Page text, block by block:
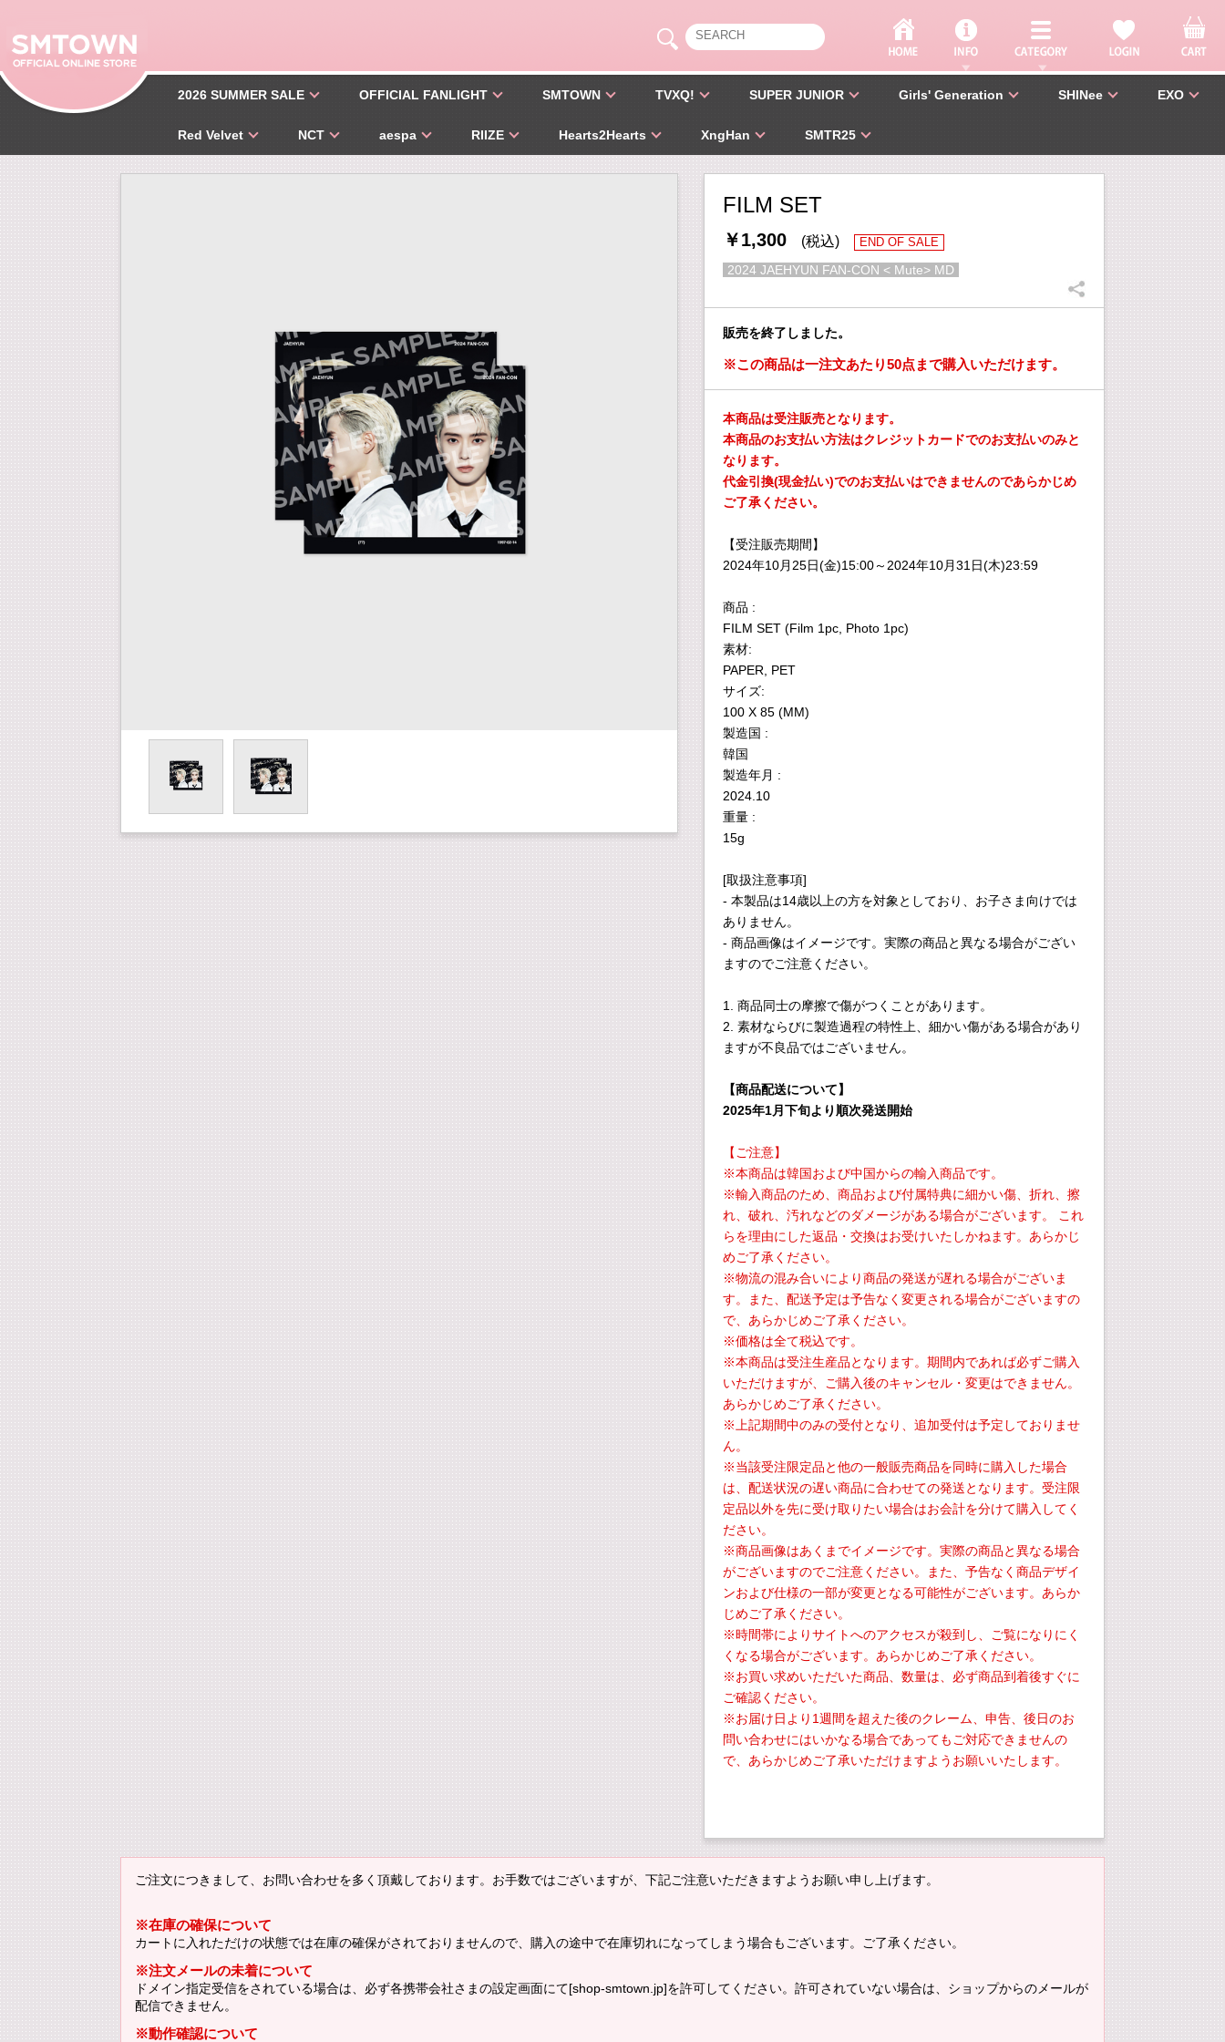
2026 SUMMER SALE OFFICIAL FANLIGHT SMTOWN TVXQ! SUPER JUNIOR Girls' Generation SHINee EXO
Red Velvet NCT aespa RIIZE Hearts2Hearts XngHan SMTR25
FILM SET
￥1,300 (税込) END OF SALE
2024 JAEHYUN FAN-CON < Mute> MD
販売を終了しました。
※この商品は一注文あたり50点まで購入いただけます。
本商品は受注販売となります。
本商品のお支払い方法はクレジットカードでのお支払いのみと
なります。
代金引換(現金払い)でのお支払いはできませんのであらかじめ
ご了承ください。
【受注販売期間】
2024年10月25日(金)15:00～2024年10月31日(木)23:59
商品 :
FILM SET (Film 1pc, Photo 1pc)
素材:
PAPER, PET
サイズ:
100 X 85 (MM)
製造国 :
韓国
製造年月 :
2024.10
重量 :
15g
[取扱注意事項]
- 本製品は14歳以上の方を対象としており、お子さま向けでは
ありません。
- 商品画像はイメージです。実際の商品と異なる場合がござい
ますのでご注意ください。
1. 商品同士の摩擦で傷がつくことがあります。
2. 素材ならびに製造過程の特性上、細かい傷がある場合があり
ますが不良品ではございません。
【商品配送について】
2025年1月下旬より順次発送開始
【ご注意】
※本商品は韓国および中国からの輸入商品です。
※輸入商品のため、商品および付属特典に細かい傷、折れ、擦
れ、破れ、汚れなどのダメージがある場合がございます。 これ
らを理由にした返品・交換はお受けいたしかねます。あらかじ
めご了承ください。
※物流の混み合いにより商品の発送が遅れる場合がございま
す。また、配送予定は予告なく変更される場合がございますの
で、あらかじめご了承ください。
※価格は全て税込です。
※本商品は受注生産品となります。期間内であれば必ずご購入
いただけますが、ご購入後のキャンセル・変更はできません。
あらかじめご了承ください。
※上記期間中のみの受付となり、追加受付は予定しておりませ
ん。
※当該受注限定品と他の一般販売商品を同時に購入した場合
は、配送状況の遅い商品に合わせての発送となります。受注限
定品以外を先に受け取りたい場合はお会計を分けて購入してく
ださい。
※商品画像はあくまでイメージです。実際の商品と異なる場合
がございますのでご注意ください。また、予告なく商品デザイ
ンおよび仕様の一部が変更となる可能性がございます。あらか
じめご了承ください。
※時間帯によりサイトへのアクセスが殺到し、ご覧になりにく
くなる場合がございます。あらかじめご了承ください。
※お買い求めいただいた商品、数量は、必ず商品到着後すぐに
ご確認ください。
※お届け日より1週間を超えた後のクレーム、申告、後日のお
問い合わせにはいかなる場合であってもご対応できませんの
で、あらかじめご了承いただけますようお願いいたします。
ご注文につきまして、お問い合わせを多く頂戴しております。お手数ではございますが、下記ご注意いただきますようお願い申し上げます。
※在庫の確保について
カートに入れただけの状態では在庫の確保がされておりませんので、購入の途中で在庫切れになってしまう場合もございます。ご了承ください。
※注文メールの未着について
ドメイン指定受信をされている場合は、必ず各携帯会社さまの設定画面にて[shop-smtown.jp]を許可してください。許可されていない場合は、ショップからのメールが
配信できません。
※動作確認について